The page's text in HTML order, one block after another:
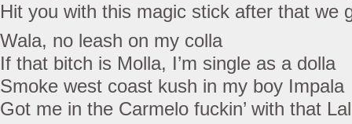
Hit you with this magic stick after that we
Wala, no leash on my colla
If that bitch is Molla, I’m single as a dolla
Smoke west coast kush in my boy Impala
Got me in the Carmelo fuckin’ with that